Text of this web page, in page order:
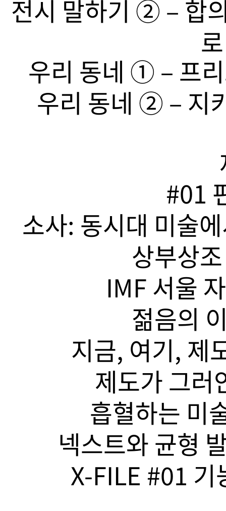
전시 말하기 ➁ – 합
우리 동네 ➀ – 프
우리 동네 ➁ – 지
#01
소사: 동시대 미술
상부상
IMF 서울
젊음의
지금, 여기, 제
제도가 그러
흡혈하는 미
넥스트와 균형
X-FILE #01 기